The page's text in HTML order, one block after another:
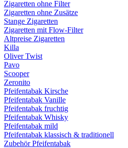
Zigaretten ohne Filter
Zigaretten ohne Zusätze
Stange Zigaretten
Zigaretten mit Flow-Filter
Altpreise Zigaretten
Killa
Oliver Twist
Pavo
Scooper
Zeronito
Pfeifentabak Kirsche
Pfeifentabak Vanille
Pfeifentabak fruchtig
Pfeifentabak Whisky
Pfeifentabak mild
Pfeifentabak klassisch & traditionell
Zubehör Pfeifentabak